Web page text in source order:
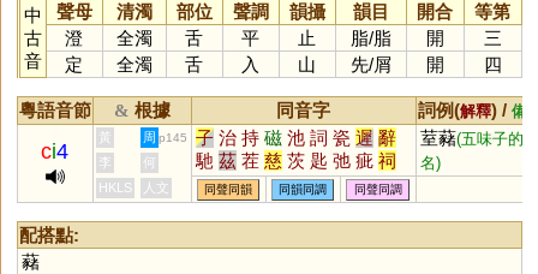
中
古
音
聲母 清濁 部位 聲調 韻攝 韻目 開合
等第
澄
全濁 舌 平 止 脂/脂 開
三
定
全濁 舌 入 山 先/屑 開 四
粵語音節 & 根據 同音字 詞例(解釋) / 備
ci4
黃 周 p145 子 治 持 磁 池 詞 瓷 遲 辭
馳 茲 茬 慈 茨 匙 弛 疵 祠
踶 訾 臍 薺 泜 踟 餈 茈 鶿
墀 茌 沶 坻 蚳 箈 箎 篪 薋
漦 濨 澬 歭 徲 嬨 柌 貾 跢
迡 謘 鈶
荎藸(五味子的別
名)
李
何
HKLS
人文 同聲同韻 同韻同調 同聲同調
配搭點:
藸